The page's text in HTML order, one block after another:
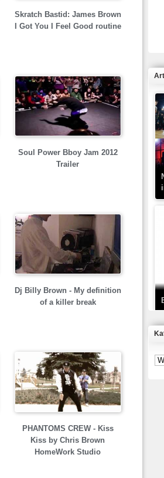
Skratch Bastid: James Brown
I Got You I Feel Good routine
Soul Power Bboy Jam 2012
Trailer
Dj Billy Brown - My definition
of a killer break
PHANTOMS CREW - Kiss
Kiss by Chris Brown
HomeWork Studio